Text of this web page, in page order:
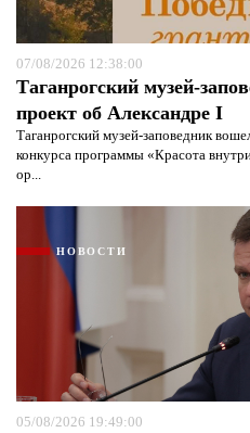
07/08/2026 12:38:00
Таганрогский музей-
проект об Александре I
Таганрогский музей-заповедник
конкурса программы «Красота
ор...
НОВОСТИ
05/08/2026 19:49:00
Я согласен с политикой
защиты информации*
Я согласен сполитикой
защиты информации*